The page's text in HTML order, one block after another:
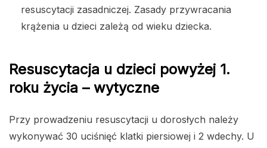
resuscytacji zasadniczej. Zasady przywracania
krążenia u dzieci zależą od wieku dziecka.
Resuscytacja u dzieci powyżej 1.
roku życia – wytyczne
Przy prowadzeniu resuscytacji u dorosłych należy
wykonywać 30 uciśnięć klatki piersiowej i 2 wdechy. U